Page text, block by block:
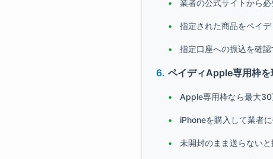
業者の公式サイトから
指定された商品をペイ
指定口座への振込を確認
ペイディApple専用枠
Apple専用枠なら最大
iPhoneを購入して業者
未開封のまま送らない